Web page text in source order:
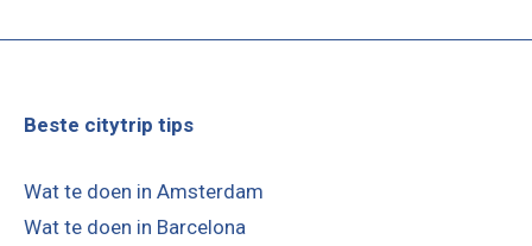
Beste citytrip tips
Wat te doen in Amsterdam
Wat te doen in Barcelona